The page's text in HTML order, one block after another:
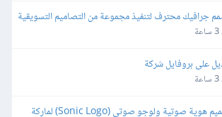
جرافيك محترف لتنفيذ مجموعة من التصاميم التسويقية
على بروفايل شركة